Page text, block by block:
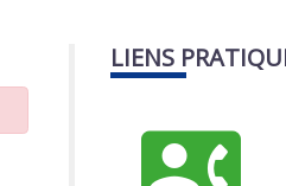
LIENS